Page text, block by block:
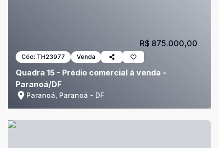
Cód: TH23977 Venda
Quadra 15 - Prédio comercial á venda -
Paranoá/DF
Paranoá, Paranoá - DF
R$ 875.000,00